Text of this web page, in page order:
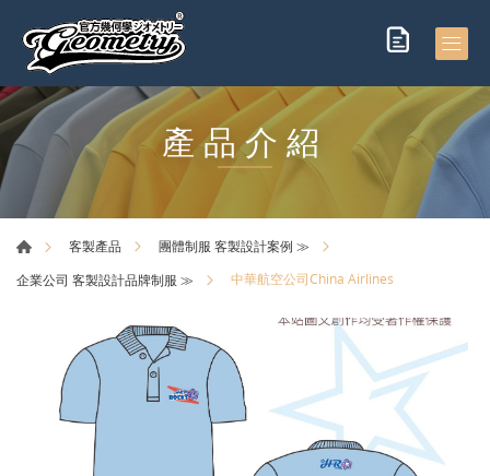
產品介紹
客製產品
團體制服 客製設計案例 ≫
企業公司 客製設計品牌制服 ≫
中華航空公司China Airlines